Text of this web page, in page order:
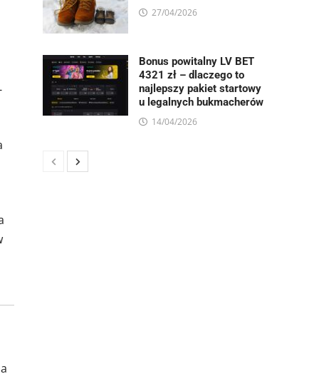
27/04/2026
Bonus powitalny LV BET
4321 zł – dlaczego to
najlepszy pakiet startowy
u legalnych bukmacherów
14/04/2026